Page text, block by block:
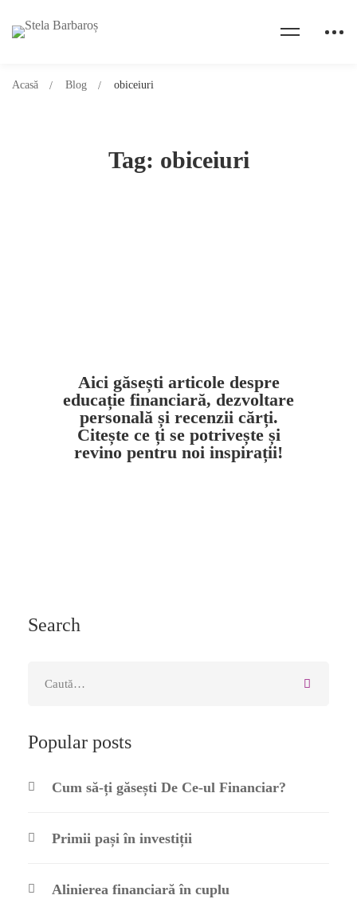
Tag: obiceiuri
Acasă Blog obiceiuri
Aici găsești articole despre
educație financiară, dezvoltare
personală și recenzii cărți.
Citește ce ți se potrivește și
revino pentru noi inspirații!
Search
Popular posts
Cum să-ți găsești De Ce-ul Financiar?
Primii pași în investiții
Alinierea financiară în cuplu